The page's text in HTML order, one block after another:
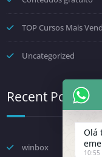
TOP Cursos Mais
Uncategorized
Recent Posts
winbox
Olá
10:55